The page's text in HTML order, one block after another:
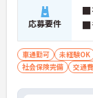
応募要件
■
■
車通勤可 未経験OK
社会保険完備
交通